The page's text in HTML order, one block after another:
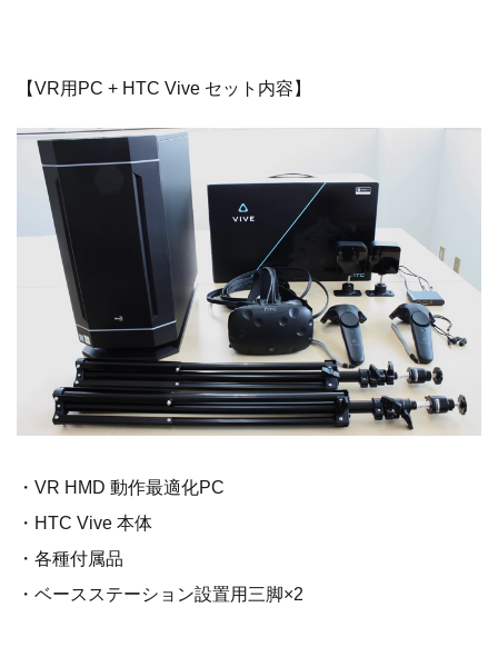
【VR用PC + HTC Vive セット内容】
・VR HMD 動作最適化PC
・HTC Vive 本体
・各種付属品
・ベースステーション設置用三脚×2